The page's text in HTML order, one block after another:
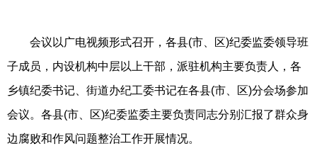
会议以广电视频形式召开，各县(市、区)纪委监委领导班
子成员，内设机构中层以上干部，派驻机构主要负责人，各
乡镇纪委书记、街道办纪工委书记在各县(市、区)分会场参加
会议。各县(市、区)纪委监委主要负责同志分别汇报了群众身
边腐败和作风问题整治工作开展情况。